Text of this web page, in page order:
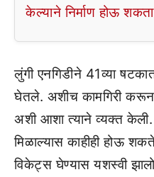
केल्याने निर्माण होऊ
लुंगी एनगिडीने 41व्या
घेतले. अशीच कामगिरी
अशी आशा त्याने व्यक्त
मिळाल्यास काहीही होऊ
विकेट्स घेण्यास यशस्वी